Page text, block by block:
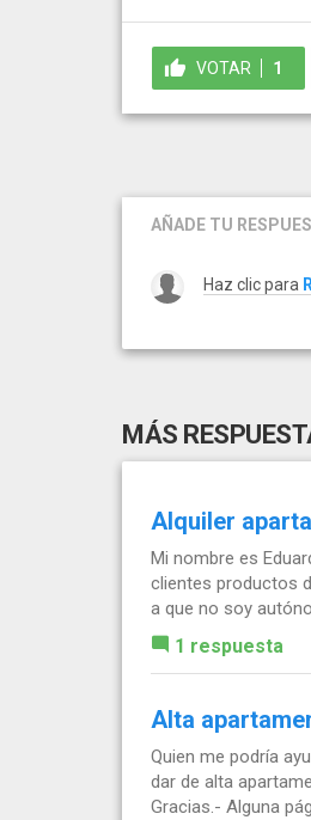
VOTAR 1
AÑADE TU
Haz clic para
MÁS
Alquiler
Mi nombre es
clientes productos
a que no soy
1 respuesta
Alta
Quien me podría
dar de alta
Gracias.- Alguna